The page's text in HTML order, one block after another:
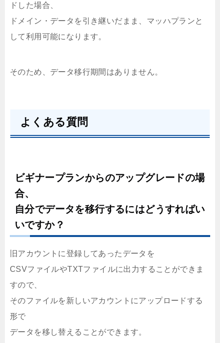
ドした場合、
ドメイン・データを引き継いだまま、マッハプランと
して利用可能になります。
そのため、データ移行期間はありません。
よくある質問
ビギナープランからのアップグレードの場
合、
自分でデータを移行するにはどうすればい
いですか？
旧アカウントに登録してあったデータを
CSVファイルやTXTファイルに出力することができま
すので、
そのファイルを新しいアカウントにアップロードする
形で
データを移し替えることができます。